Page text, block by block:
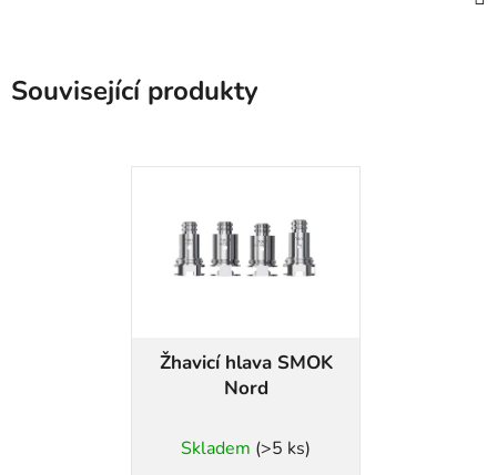
Související produkty
Žhavicí hlava SMOK
Nord
hodnocení
Skladem (>5 ks)